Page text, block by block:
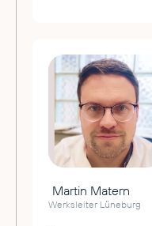
Martin Matern
Werksleiter Lüneburg